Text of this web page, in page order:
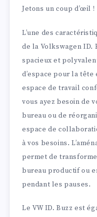
Jetons un coup d’œil !
L’une des
de la Volkswagen ID.
spacieux et
d’espace pour la
espace de travail
vous ayez besoin de
bureau ou de
espace de
à vos besoins.
permet de
bureau productif ou
pendant les pauses.
Le VW ID. Buzz est